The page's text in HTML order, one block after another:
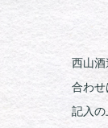
西山
合わ
記入の